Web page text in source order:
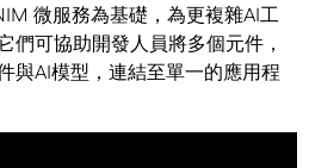
微服務為基礎，為更複雜AI工
們可協助開發人員將多個元件，
與AI模型，連結至單一的應用程